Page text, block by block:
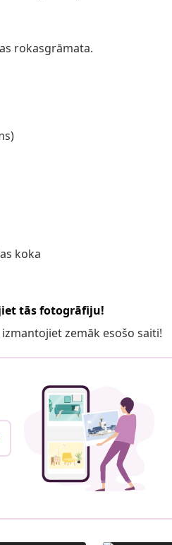
rokasgrāmata.
koka
tās fotogrāfiju!
zemāk esošo saiti!